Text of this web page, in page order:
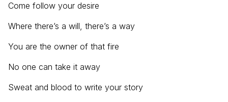
Come follow your desire
Where there’s a will, there’s a way
You are the owner of that fire
No one can take it away
Sweat and blood to write your story